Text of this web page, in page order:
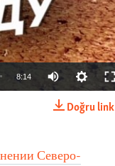
SHARE
8:14 Auto
270p
Doğru link
Северо-